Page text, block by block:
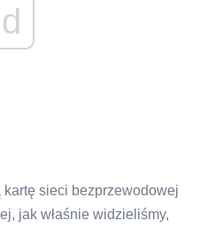
sieci bezprzewodowej
jak właśnie widzieliśmy,